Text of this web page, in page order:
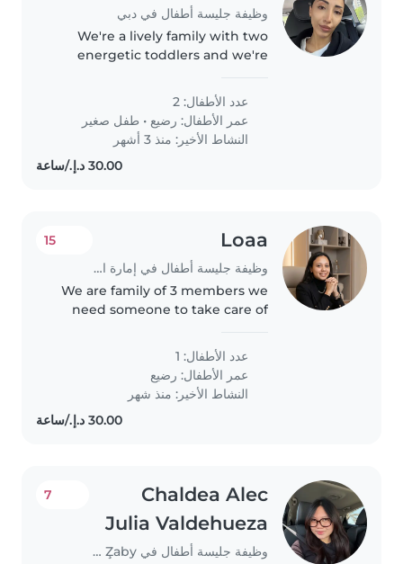
وظيفة جليسة أطفال في دبي
We're a lively family with two
energetic toddlers and we're
nanny to join us! Our little ones
are sporty and friendly, always
full of energy. We..
عدد الأطفال: 2
عمر الأطفال: رضيع • طفل صغير
النشاط الأخير: منذ 3 أشهر
Loaa
وظيفة جليسة أطفال في إمارة الشارقة
15
We are family of 3 members we
need someone to take care of
عدد الأطفال: 1
عمر الأطفال: رضيع
النشاط الأخير: منذ شهر
Chaldea Alec
Julia Valdehueza
وظيفة جليسة أطفال في Jazīrat Abū Z̧aby
7